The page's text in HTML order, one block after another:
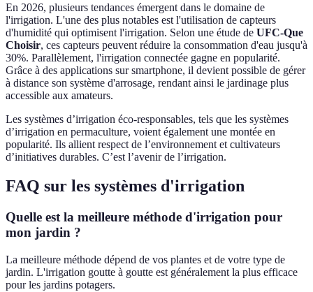
En 2026, plusieurs tendances émergent dans le domaine de
l'irrigation. L'une des plus notables est l'utilisation de capteurs
d'humidité qui optimisent l'irrigation. Selon une étude de UFC-Que
Choisir, ces capteurs peuvent réduire la consommation d'eau jusqu'à
30%. Parallèlement, l'irrigation connectée gagne en popularité.
Grâce à des applications sur smartphone, il devient possible de gérer
à distance son système d'arrosage, rendant ainsi le jardinage plus
accessible aux amateurs.
Les systèmes d’irrigation éco-responsables, tels que les systèmes
d’irrigation en permaculture, voient également une montée en
popularité. Ils allient respect de l’environnement et cultivateurs
d’initiatives durables. C’est l’avenir de l’irrigation.
FAQ sur les systèmes d'irrigation
Quelle est la meilleure méthode d'irrigation pour
mon jardin ?
La meilleure méthode dépend de vos plantes et de votre type de
jardin. L'irrigation goutte à goutte est généralement la plus efficace
pour les jardins potagers.